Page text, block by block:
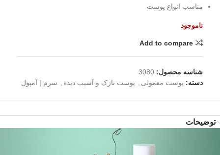
مناسب انواع پوست
ناموجود
Add to compare
شناسه محصول: 3080
دسته: پوست معمولی پوست نازک و آسیب دیده سرم | آمپول
توضیحات